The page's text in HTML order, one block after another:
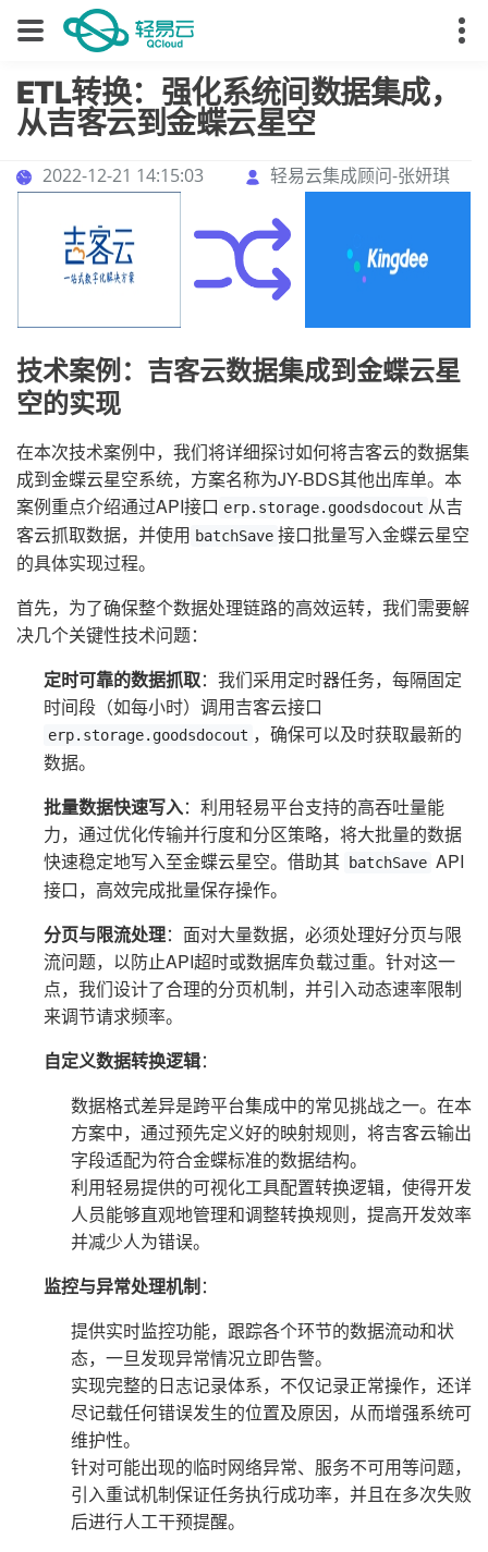
ETL转换：强化系统间数据集成，
从吉客云到金蝶云星空
2022-12-21 14:15:03 轻易云集成顾问-张妍琪
技术案例：吉客云数据集成到金蝶云星
空的实现
在本次技术案例中，我们将详细探讨如何将吉客云的数据集
成到金蝶云星空系统，方案名称为JY-BDS其他出库单。本
案例重点介绍通过API接口 erp.storage.goodsdocout 从吉
客云抓取数据，并使用 batchSave 接口批量写入金蝶云星空
的具体实现过程。
首先，为了确保整个数据处理链路的高效运转，我们需要解
决几个关键性技术问题：
定时可靠的数据抓取：我们采用定时器任务，每隔固定
时间段（如每小时）调用吉客云接口
erp.storage.goodsdocout ，确保可以及时获取最新的
数据。
批量数据快速写入：利用轻易平台支持的高吞吐量能
力，通过优化传输并行度和分区策略，将大批量的数据
快速稳定地写入至金蝶云星空。借助其
batchSave API
接口，高效完成批量保存操作。
分页与限流处理：面对大量数据，必须处理好分页与限
流问题，以防止API超时或数据库负载过重。针对这一
点，我们设计了合理的分页机制，并引入动态速率限制
来调节请求频率。
自定义数据转换逻辑：
数据格式差异是跨平台集成中的常见挑战之一。在本
方案中，通过预先定义好的映射规则，将吉客云输出
字段适配为符合金蝶标准的数据结构。
利用轻易提供的可视化工具配置转换逻辑，使得开发
人员能够直观地管理和调整转换规则，提高开发效率
并减少人为错误。
监控与异常处理机制：
提供实时监控功能，跟踪各个环节的数据流动和状
态，一旦发现异常情况立即告警。
实现完整的日志记录体系，不仅记录正常操作，还详
尽记载任何错误发生的位置及原因，从而增强系统可
维护性。
针对可能出现的临时网络异常、服务不可用等问题，
引入重试机制保证任务执行成功率，并且在多次失败
后进行人工干预提醒。